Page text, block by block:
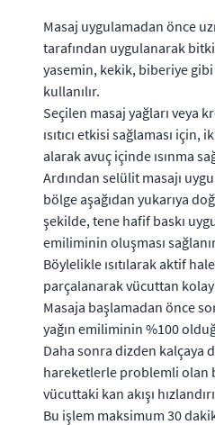
Masaj uygulamadan önce
tarafından uygulanarak
yasemin, kekik, biberiye gibi
kullanılır.
Seçilen masaj yağları veya
ısıtıcı etkisi sağlaması için,
alarak avuç içinde ısınma
Ardından selülit masajı
bölge aşağıdan yukarıya
şekilde, tene hafif baskı
emiliminin oluşması
Böylelikle ısıtılarak aktif
parçalanarak vücuttan
Masaja başlamadan önce
yağın emiliminin %100
Daha sonra dizden kalçaya
hareketlerle problemli olan
vücuttaki kan akışı
Bu işlem maksimum 30